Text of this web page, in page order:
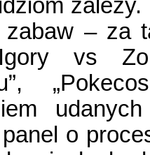
zależy.
zabaw – za
vs
o